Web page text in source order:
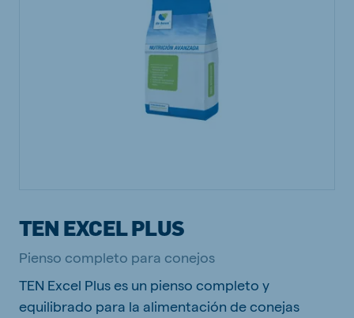
TEN EXCEL PLUS
Pienso completo para conejos
TEN Excel Plus es un pienso completo y
equilibrado para la alimentación de conejas